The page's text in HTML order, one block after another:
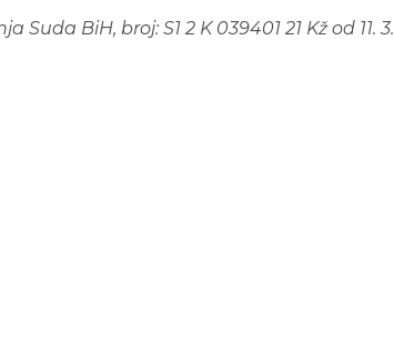
BiH, broj: S1 2 K 039401 21 Kž od 11. 3.